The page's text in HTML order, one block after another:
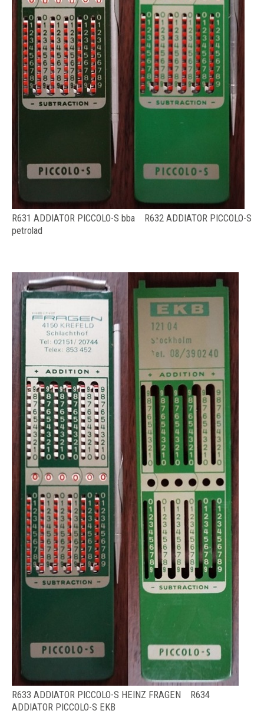
R631 ADDIATOR PICCOLO-S bba R632 ADDIATOR PICCOLO-S
petrolad
R633 ADDIATOR PICCOLO-S HEINZ FRAGEN R634
ADDIATOR PICCOLO-S EKB